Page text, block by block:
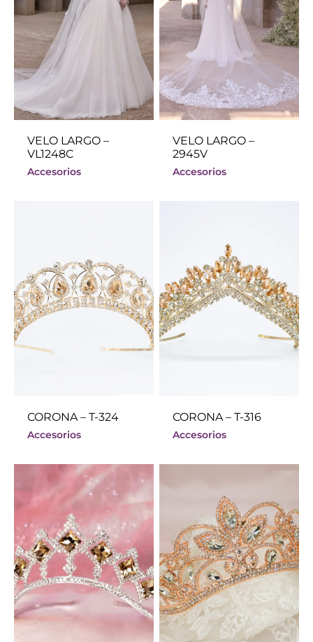
VELO LARGO –
VL1248C
Accesorios
VELO LARGO –
2945V
Accesorios
CORONA – T-324
Accesorios
CORONA – T-316
Accesorios